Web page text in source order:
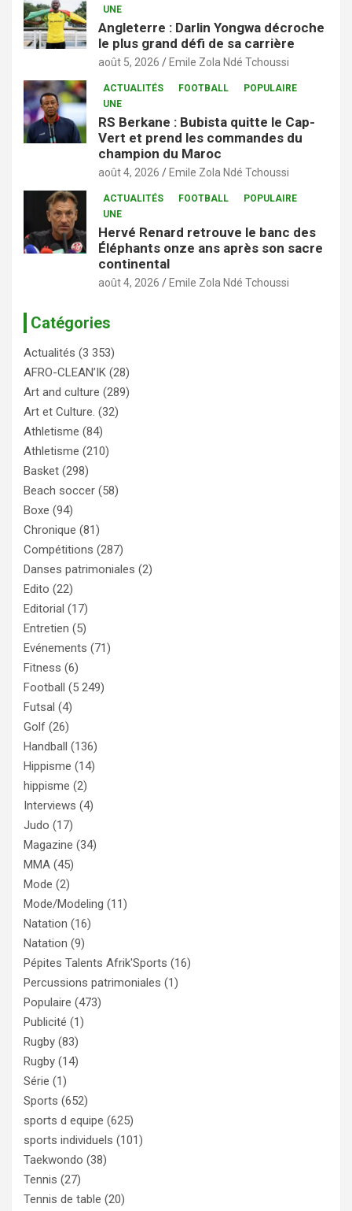
UNE
Angleterre : Darlin Yongwa décroche
le plus grand défi de sa carrière
août 5, 2026 Emile Zola Ndé Tchoussi
ACTUALITÉS FOOTBALL
POPULAIRE
UNE
RS Berkane : Bubista quitte le Cap-
Vert et prend les commandes du
champion du Maroc
août 4, 2026 Emile Zola Ndé Tchoussi
ACTUALITÉS FOOTBALL
POPULAIRE
UNE
Hervé Renard retrouve le banc des
Éléphants onze ans après son sacre
continental
août 4, 2026 Emile Zola Ndé Tchoussi
Catégories
Actualités (3 353)
AFRO-CLEAN’IK (28)
Art and culture (289)
Art et Culture. (32)
Athletisme (84)
Athletisme (210)
Basket (298)
Beach soccer (58)
Boxe (94)
Chronique (81)
Compétitions (287)
Danses patrimoniales (2)
Edito (22)
Editorial (17)
Entretien (5)
Evénements (71)
Fitness (6)
Football (5 249)
Futsal (4)
Golf (26)
Handball (136)
Hippisme (14)
hippisme (2)
Interviews (4)
Judo (17)
Magazine (34)
MMA (45)
Mode (2)
Mode/Modeling (11)
Natation (16)
Natation (9)
Pépites Talents Afrik'Sports (16)
Percussions patrimoniales (1)
Populaire (473)
Publicité (1)
Rugby (83)
Rugby (14)
Série (1)
Sports (652)
sports d equipe (625)
sports individuels (101)
Taekwondo (38)
Tennis (27)
Tennis de table (20)